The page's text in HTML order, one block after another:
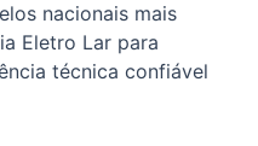
nacionais mais
Eletro Lar para
técnica confiável